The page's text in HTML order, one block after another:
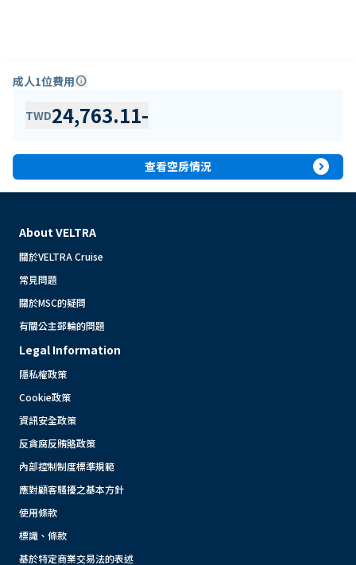
成人1位費用info
TWD24,763.11-
查看空房情況 expand_circle_right
About VELTRA
關於VELTRA Cruise
常見問題
關於MSC的疑問
有關公主郵輪的問題
Legal Information
隱私權政策
Cookie政策
資訊安全政策
反貪腐反賄賂政策
內部控制制度標準規範
應對顧客騷擾之基本方針
使用條款
標識、條款
基於特定商業交易法的表述